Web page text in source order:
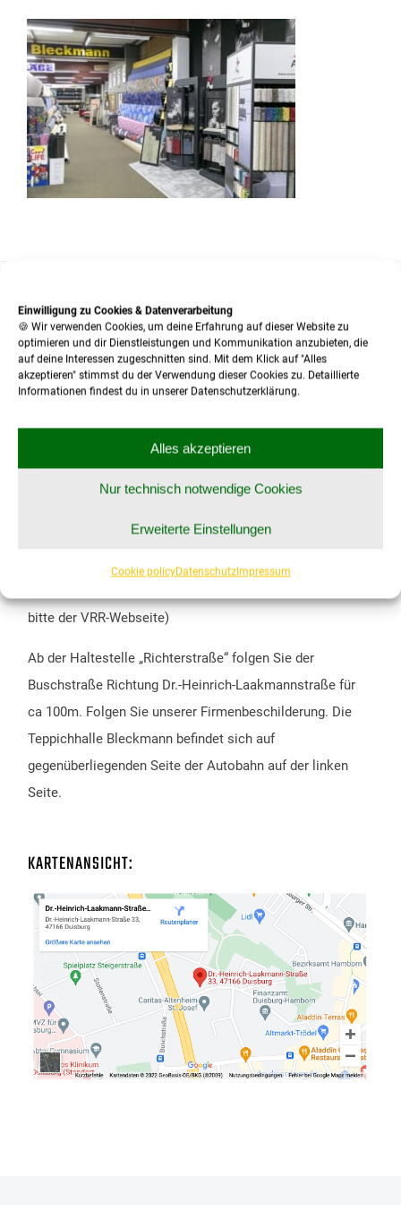
Einwilligung zu Cookies & Datenverarbeitung
🍪 Wir verwenden Cookies, um deine Erfahrung auf dieser Website zu
optimieren und dir Dienstleistungen und Kommunikation anzubieten, die
auf deine Interessen zugeschnitten sind. Mit dem Klick auf "Alles
akzeptieren" stimmst du der Verwendung dieser Cookies zu. Detaillierte
Informationen findest du in unserer Datenschutzerklärung.
Alles akzeptieren
Nur technisch notwendige Cookies
Erweiterte Einstellungen
Cookie policyDatenschutzImpressum
SO KÖNNEN SIE KONTAKT MIT UNS AUFNEHMEN:
Tel.: 02 03 / 55 33 33
Fax:02 03 / 56 06 66
E-Mail: service@teppichhalle-bleckmann.de
SO ERREICHEN SIE UNS MIT DEM BUS:
Fahren Sie mit einer Buslinie bis zurHaltestelle
„Richterstraße“
bitte derVRR-Webseite)
Ab der Haltestelle „Richterstraße“ folgen Sie der
Buschstraße Richtung Dr.-Heinrich-Laakmannstraße für
ca 100m. Folgen Sie unserer Firmenbeschilderung. Die
Teppichhalle Bleckmann befindet sich auf
gegenüberliegenden Seite der Autobahn auf der linken
Seite.
KARTENANSICHT: